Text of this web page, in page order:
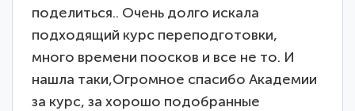
поделиться.. Очень долго искала
подходящий курс переподготовки,
много времени поосков и все не то. И
нашла таки,Огромное спасибо Академии
за курс, за хорошо подобранные